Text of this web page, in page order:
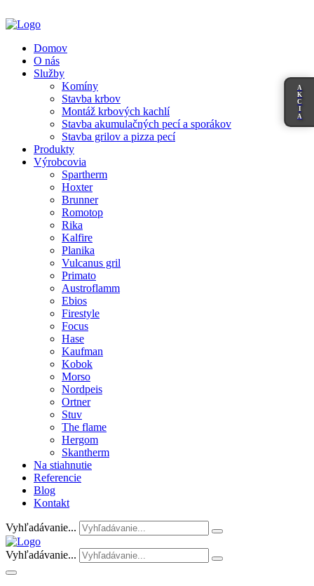
Domov
O nás
Služby
Komíny
Stavba krbov
Montáž krbových kachlí
Stavba akumulačných pecí a sporákov
Stavba grilov a pizza pecí
Produkty
Výrobcovia
Spartherm
Hoxter
Brunner
Romotop
Rika
Kalfire
Planika
Vulcanus gril
Primato
Austroflamm
Ebios
Firestyle
Focus
Hase
Kaufman
Kobok
Morso
Nordpeis
Ortner
Stuv
The flame
Hergom
Skantherm
Na stiahnutie
Referencie
Blog
Kontakt
Vyhľadávanie...
Vyhľadávanie...
A
K
C
I
A